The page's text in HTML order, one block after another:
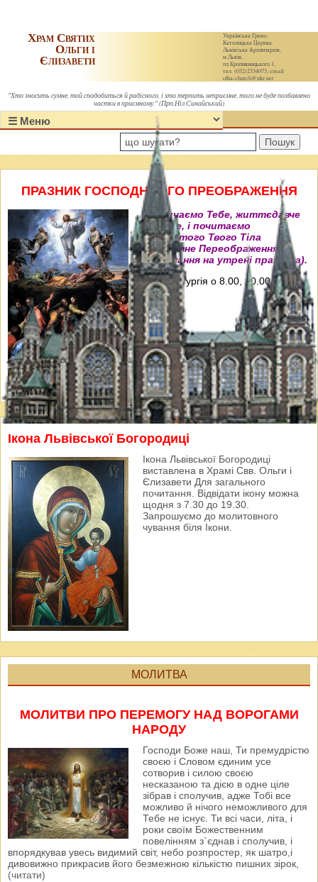
Українська Греко-
Католицька Церква.
Львівська Архиєпархія,
м.Львів,
пл.Кропивницького 1,
тел. (032)2334073, email:
olha-church@ukr.net
Храм Святих
Ольги і
Єлизавети
"Хто зносить сумне, той сподобиться й радісного, і хто терпить неприємне, того не буде позбавлено
частки в приємному." (Прп.Ніл Синайський)
Пошук
ПРАЗНИК ГОСПОДНЬОГО ПРЕОБРАЖЕННЯ
"Величаємо Тебе, життєдавче
Христе, і почитаємо
пречистого Твого Тіла
преславне Переображення"
(Величання на утрені празника).
Свята Літургія о 8.00, 10.00, 12.00 і
18.00
Ікона Львівської Богородиці
Ікона Львівської Богородиці
виставлена в Храмі Свв. Ольги і
Єлизавети Для загального
почитання. Відвідати ікону можна
щодня з 7.30 до 19.30.
Запрошуємо до молитовного
чування біля Ікони.
МОЛИТВА
МОЛИТВИ ПРО ПЕРЕМОГУ НАД ВОРОГАМИ
НАРОДУ
Господи Боже наш, Ти премудрістю
своєю і Словом єдиним усе
сотворив і силою своєю
несказаною та дією в одне ціле
зібрав і сполучив, адже Тобі все
можливо й нічого неможливого для
Тебе не існує. Ти всі часи, літа, і
роки своїм Божественним
повелінням з`єднав і сполучив, і
впорядкував увесь видимий світ, небо розпростер, як шатро,і
дивовижно прикрасив його безмежною кількістю пишних зірок,
(читати)